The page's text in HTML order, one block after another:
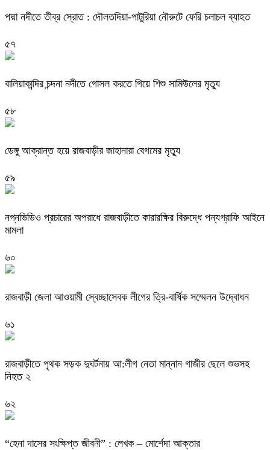
পদ্মা নদীতে তীব্র স্রোত : দৌলতদিয়া-পাটুরিয়া নৌরুটে ফেরি চলাচল ব্যাহত
৫৭
বালিয়াকান্দির চন্দনা নদীতে গোসল করতে গিয়ে শিশু সামিউলের মৃত্যু
৫৮
ডেঙ্গু আক্রান্ত হয়ে রাজবাড়ীর জাহানারা বেগমের মৃত্যু
৫৯
নগ্নভিডিও প্রচারের অপরাধে রাজবাড়ীতে কারারক্ষির বিরুদ্ধে পন্যগ্রাফি আইনে
মামলা
৬০
রাজবাড়ী জেলা আওয়ামী স্বেচ্ছাসেবক লীগের ত্রি-বার্ষিক সম্মেলন উদ্বোধন
৬১
রাজবাড়ীতে পৃথক সড়ক দুঘর্টনায় আ:লীগ নেতা মান্নান গাজীর ছেলে শুভসহ
নিহত ২
৬২
“হেনা দাসের সংক্ষিপ্ত জীবনী” : লেখক – মোর্শেদা আক্তার